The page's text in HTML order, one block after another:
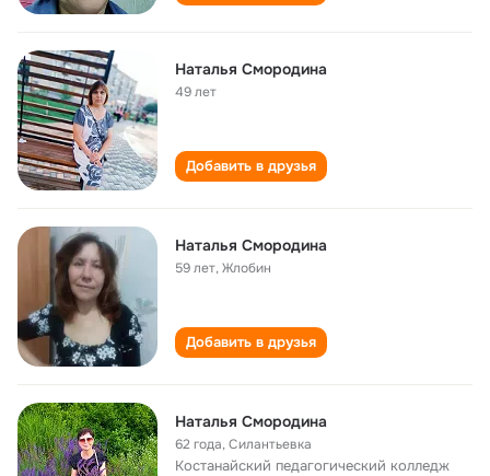
Наталья Смородина
49 лет
Добавить в друзья
Наталья Смородина
59 лет,Жлобин
Добавить в друзья
Наталья Смородина
62 года,Силантьевка
Костанайский педагогический колледж